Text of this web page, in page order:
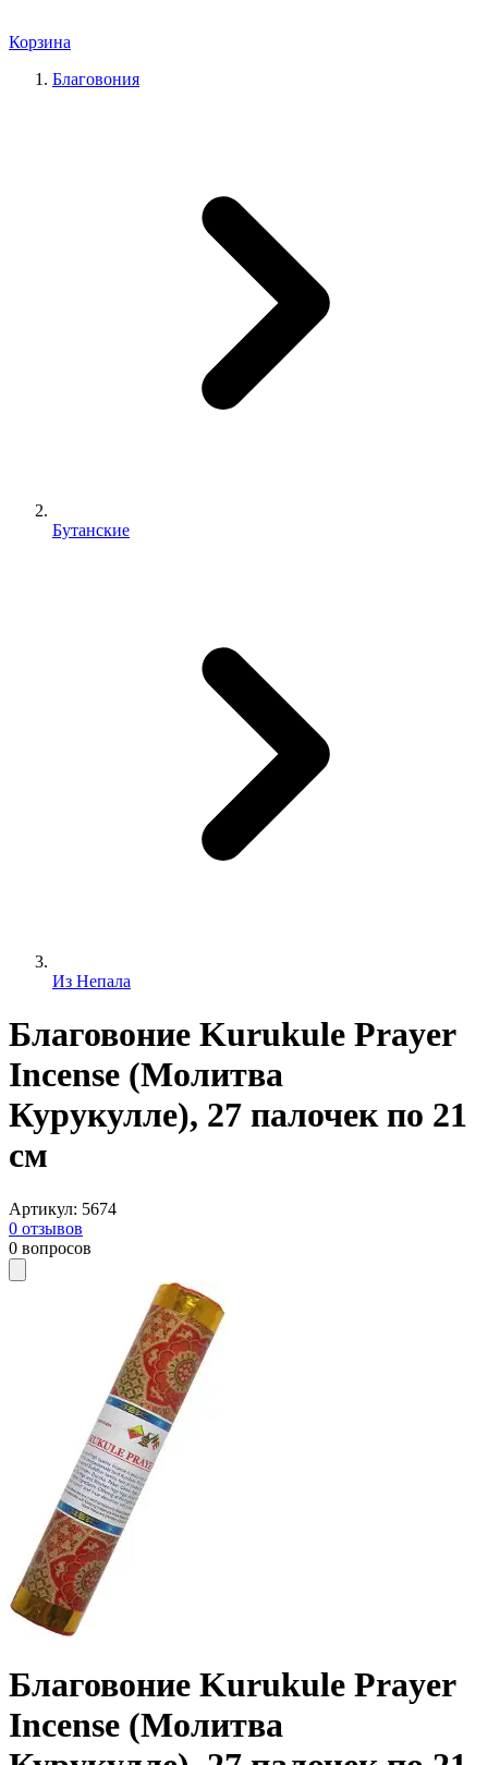
Корзина
Благовония
Бутанские
Из Непала
Благовоние Kurukule Prayer
Incense (Молитва
Курукулле), 27 палочек по 21
см
Артикул: 5674
0 отзывов
0 вопросов
Благовоние Kurukule Prayer
Incense (Молитва